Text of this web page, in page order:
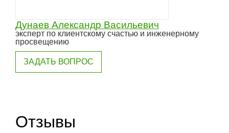
Дунаев Александр Васильевич
эксперт по клиентскому счастью и инженерному
просвещению
ЗАДАТЬ ВОПРОС
Отзывы